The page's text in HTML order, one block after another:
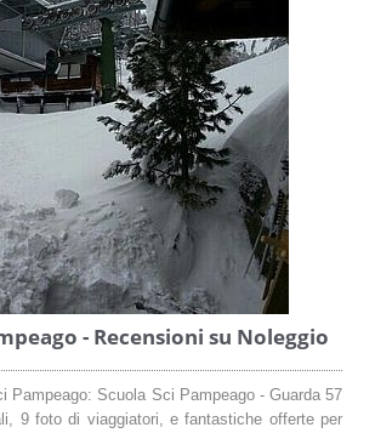
- Recensioni su Noleggio
Pampeago: Scuola Sci Pampeago - Guarda 57
9 foto di viaggiatori, e fantastiche offerte per